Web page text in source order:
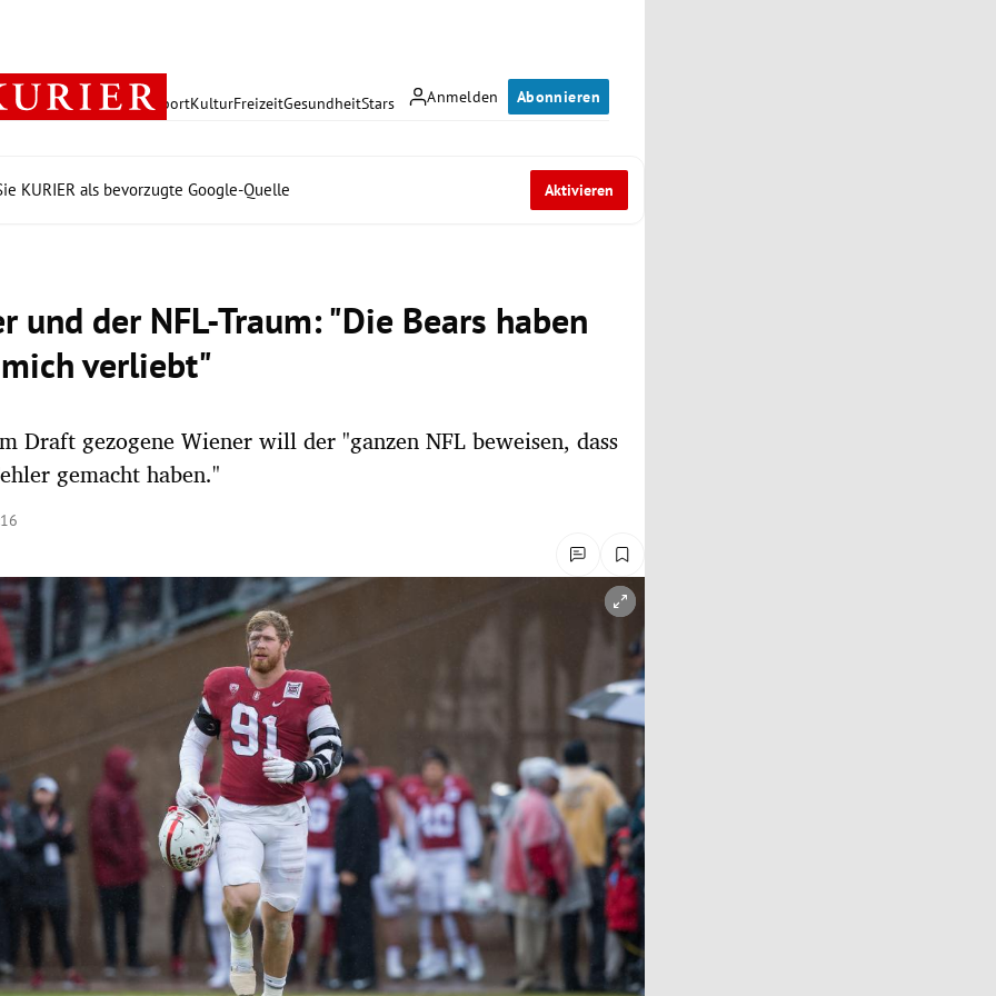
Anmelden Abonnieren
PolitikWirtschaft SportKulturFreizeitGesundheitStars
KURIER als bevorzugte Google-Quelle Aktivieren
und der NFL-Traum: "Die Bears haben
verliebt"
Draft gezogene Wiener will der "ganzen NFL beweisen, dass
gemacht haben."
öffnen/schließen